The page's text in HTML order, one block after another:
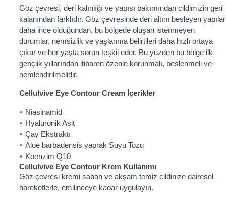
Göz çevresi, deri kalınlığı ve yapısı bakımından cildimizin geri
kalanından farklıdır. Göz çevresinde deri altını besleyen yapılar
daha ince olduğundan, bu bölgede oluşan istenmeyen
durumlar, nemsizlik ve yaşlanma belirtileri daha hızlı ortaya
çıkar ve her yaşta sorun teşkil eder. Bu yüzden bu bölge ilk
gençlik yıllarından itibaren özenle korunmalı, beslenmeli ve
nemlendirilmelidir.
Cellulvive Eye Contour Cream İçerikler
Niasinamid
Hyaluronik Asit
Çay Ekstraktı
Aloe barbadensis yaprak Suyu Tozu
Koenzim Q10
Cellulvive Eye Contour Krem Kullanımı
Göz çevresi kremi sabah ve akşam temiz cildinize dairesel
hareketlerle, emilinceye kadar uygulayın.